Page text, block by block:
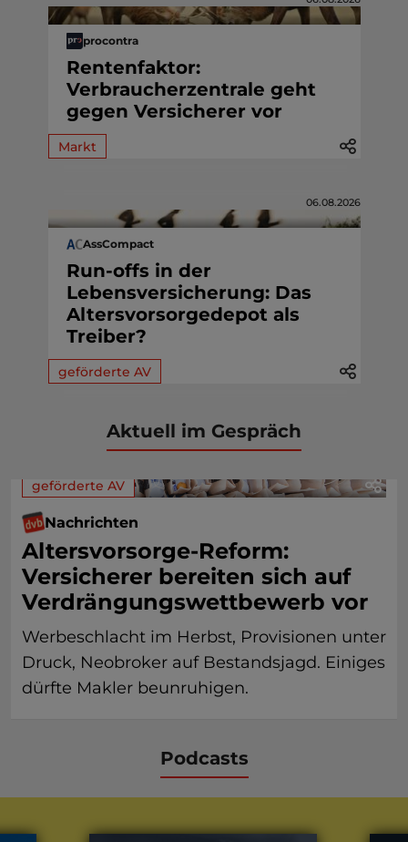
procontra
Rentenfaktor:
Verbraucherzentrale geht
gegen Versicherer vor
Markt
06.08.2026
AssCompact
Run-offs in der
Lebensversicherung: Das
Altersvorsorgedepot als
Treiber?
geförderte AV
Aktuell im Gespräch
geförderte AV
Nachrichten
Altersvorsorge-Reform:
Versicherer bereiten sich auf
Verdrängungswettbewerb vor
Werbeschlacht im Herbst, Provisionen unter
Druck, Neobroker auf Bestandsjagd. Einiges
dürfte Makler beunruhigen.
Podcasts